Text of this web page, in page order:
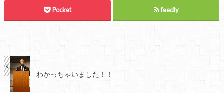
Pocket feedly
わかっちゃいました！！